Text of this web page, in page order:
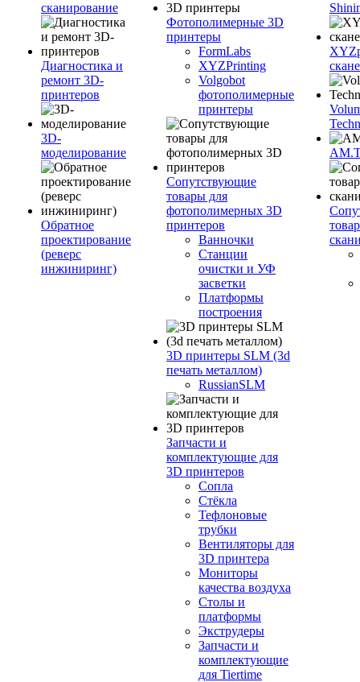
сканирование
Диагностика и
ремонт 3D-
принтеров
3D-
моделирование
Обратное
проектирование
(реверс
инжиниринг)
Фотополимерные 3D
принтеры
FormLabs
XYZPrinting
Volgobot
фотополимерные
принтеры
Сопутствующие
товары для
фотополимерных 3D
принтеров
Ванночки
Станции
очистки и УФ
засветки
Платформы
построения
3D принтеры SLM (3d
печать металлом)
RussianSLM
Запчасти и
комплектующие для
3D принтеров
Сопла
Cтёкла
Тефлоновые
трубки
Вентиляторы для
3D принтера
Мониторы
качества воздуха
Столы и
платформы
Экструдеры
Запчасти и
комплектующие
для Tiertime